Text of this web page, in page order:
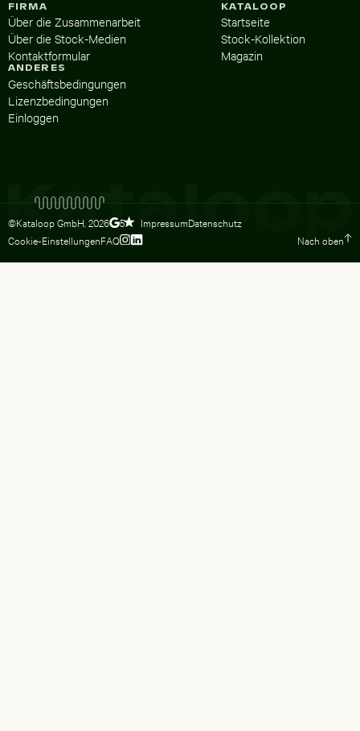
KATALOOP
Startseite
Stock-Kollektion
Magazin
FIRMA
Über die Zusammenarbeit
Über die Stock-Medien
Kontaktformular
ANDERES
Geschäftsbedingungen
Lizenzbedingungen
Einloggen
©Kataloop GmbH, 2026 5 ImpressumDatenschutz
Cookie-EinstellungenFAQ Nach oben